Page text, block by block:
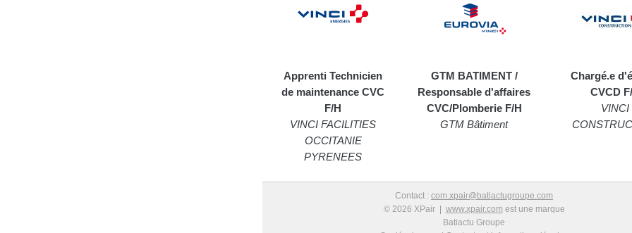
Apprenti Technicien
de maintenance CVC
F/H
VINCI FACILITIES
OCCITANIE
PYRENEES
GTM BATIMENT /
Responsable d'affaires
CVC/Plomberie F/H
GTM Bâtiment
Chargé.e
CVCD
VINCI
Contact : com.xpair@batiactugroupe.com
© 2026 XPair | www.xpair.com est une marque
Batiactu Groupe